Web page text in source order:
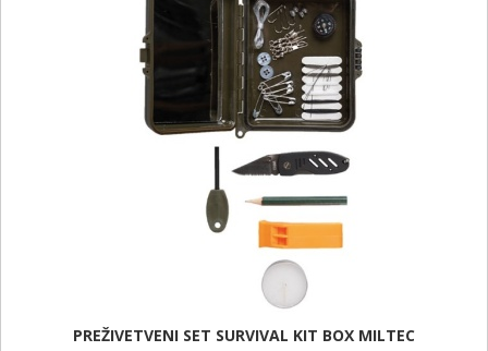
PREŽIVETVENI SET SURVIVAL KIT BOX MILTEC